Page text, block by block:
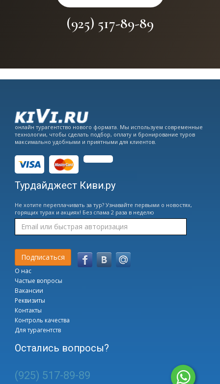
(925) 517-89-89
онлайн турагентство нового формата. Мы используем современные
технологии, чтобы сделать подбор, оплату и бронирование туров
максимально удобными и приятными для клиентов.
Турдайджест Киви.ру
Не хотите переплачивать за тур? Узнавайте первыми о новостях,
горящих турах и акциях! Без спама 2 раза в неделю
О нас
Частые вопросы
Вакансии
Реквизиты
Контакты
Контроль качества
Для турагентств
Остались вопросы?
(925) 517-89-89